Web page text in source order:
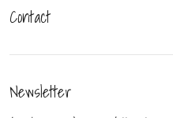
Contact
Newsletter